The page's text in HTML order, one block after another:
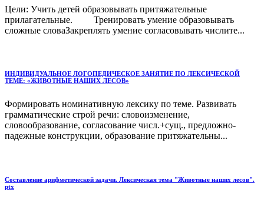
Цели: Учить детей образовывать притяжательные
прилагательные. Тренировать умение образовывать
сложные словаЗакреплять умение согласовывать числите...
ИНДИВИДУАЛЬНОЕ ЛОГОПЕДИЧЕСКОЕ ЗАНЯТИЕ ПО ЛЕКСИЧЕСКОЙ
ТЕМЕ: «ЖИВОТНЫЕ НАШИХ ЛЕСОВ»
Формировать номинативную лексику по теме. Развивать
грамматические строй речи: словоизменение,
словообразование, согласование числ.+сущ., предложно-
падежные конструкции, образование притяжательны...
Составление арифметической задачи. Лексическая тема "Животные наших лесов".
ptx